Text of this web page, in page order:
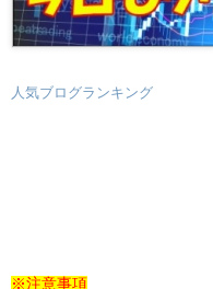
人気ブログランキング
※注意事項